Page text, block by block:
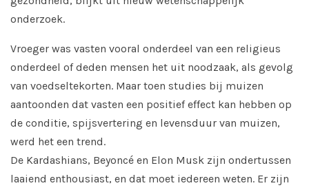
onderzoek.
Vroeger was vasten vooral onderdeel van een religieus
onderdeel of deden mensen het uit noodzaak, als gevolg
van voedseltekorten. Maar toen studies bij muizen
aantoonden dat vasten een positief effect kan hebben op
de conditie, spijsvertering en levensduur van muizen,
werd het een trend.
De Kardashians, Beyoncé en Elon Musk zijn ondertussen
laaiend enthousiast, en dat moet iedereen weten. Er zijn